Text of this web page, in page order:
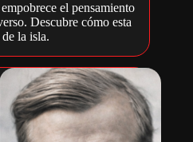
el pensamiento
Descubre cómo esta
la isla.